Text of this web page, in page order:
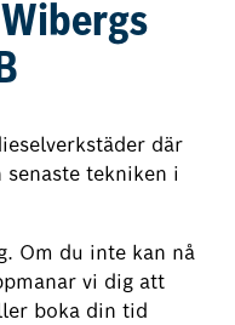
Wibergs
där
tekniken i
Om du inte kan nå
vi dig att
boka din tid